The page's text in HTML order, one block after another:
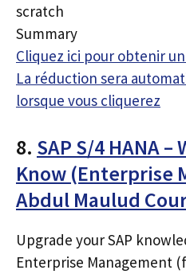
scratch
Summary
Cliquez ici pour obtenir
La réduction sera
lorsque vous cliquerez
8. SAP S/4 HANA –
Know (Enterprise
Abdul Maulud
Upgrade your SAP
Enterprise Management